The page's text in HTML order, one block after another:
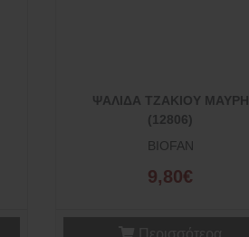
ΨΑΛΙΔΑ ΤΖΑΚΙΟΥ ΜΑΥΡΗ
(12806)
BIOFAN
9,80€